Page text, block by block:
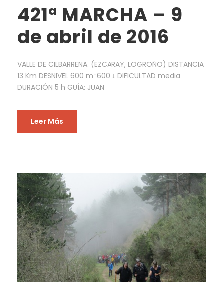
421ª MARCHA – 9
de abril de 2016
VALLE DE CILBARRENA. (EZCARAY, LOGROÑO) DISTANCIA
13 Km DESNIVEL 600 m↑600 ↓ DIFICULTAD media
DURACIÓN 5 h GUÍA: JUAN
Leer Más